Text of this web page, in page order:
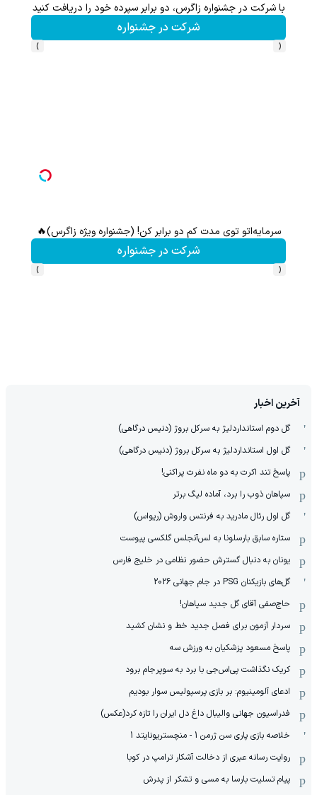
با شرکت در جشنواره زاگرس، دو برابر سپرده خود را دریافت کنید
شرکت در جشنواره
‹
›
سرمایه‌اتو توی مدت کم دو برابر کن! (جشنواره ویژه زاگرس)🔥
شرکت در جشنواره
‹
›
آخرین اخبار
گل دوم استانداردلیژ به سرکل بروژ (دنیس درگاهی)
گل اول استانداردلیژ به سرکل بروژ (دنیس درگاهی)
پاسخ تند اکرت به دو ماه نفرت پراکنی!
سپاهان ذوب را برد، آماده لیگ برتر
گل اول رئال مادرید به فرنتس واروش (ریواس)
ستاره سابق بارسلونا به لس‌آنجلس گلکسی پیوست
یونان به دنبال گسترش حضور نظامی در خلیج فارس
گل‌های بازیکنان PSG در جام جهانی 2026
حاج‌صفی آقای گل جدید سپاهان!
سردار آزمون برای فصل جدید خط و نشان کشید
پاسخ مسعود پزشکیان به ورزش سه
کریک نگذاشت پی‌اس‌جی با برد به سوپرجام برود
ادعای آلومینیوم: بر بازی پرسپولیس سوار بودیم
فدراسیون جهانی والیبال داغ دل ایران را تازه کرد(عکس)
خلاصه بازی پاری سن ژرمن 1 - منچستریونایتد 1
روایت رسانه عبری از دخالت آشکار ترامپ در کوبا
پیام تسلیت بارسا به مسی و تشکر از پدرش